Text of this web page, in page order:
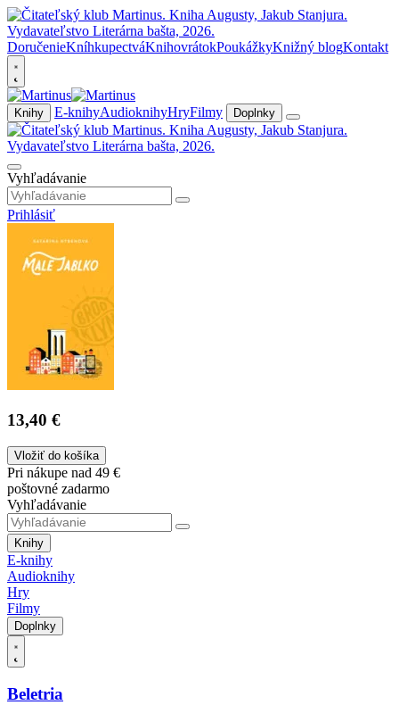
DoručenieKníhkupectváKnihovrátokPoukážkyKnižný blogKontakt
Knihy E-knihyAudioknihyHryFilmy Doplnky
Vyhľadávanie
Prihlásiť
13,40 €
Vložiť do košíka
Pri nákupe nad 49 €
poštovné zadarmo
Vyhľadávanie
Knihy
E-knihy
Audioknihy
Hry
Filmy
Doplnky
Beletria